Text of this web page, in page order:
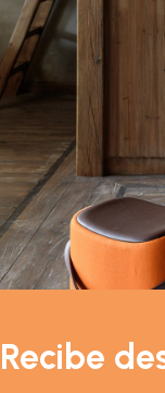
Recibe
con Q10 y